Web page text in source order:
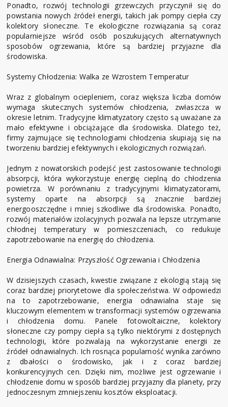
Ponadto, rozwój technologii grzewczych przyczynił się do
powstania nowych źródeł energii, takich jak pompy ciepła czy
kolektory słoneczne. Te ekologiczne rozwiązania są coraz
popularniejsze wśród osób poszukujących alternatywnych
sposobów ogrzewania, które są bardziej przyjazne dla
środowiska.
Systemy Chłodzenia: Walka ze Wzrostem Temperatur
Wraz z globalnym ociepleniem, coraz większa liczba domów
wymaga skutecznych systemów chłodzenia, zwłaszcza w
okresie letnim. Tradycyjne klimatyzatory często są uważane za
mało efektywne i obciążające dla środowiska. Dlatego też,
firmy zajmujące się technologiami chłodzenia skupiają się na
tworzeniu bardziej efektywnych i ekologicznych rozwiązań.
Jednym z nowatorskich podejść jest zastosowanie technologii
absorpcji, która wykorzystuje energię cieplną do chłodzenia
powietrza. W porównaniu z tradycyjnymi klimatyzatorami,
systemy oparte na absorpcji są znacznie bardziej
energooszczędne i mniej szkodliwe dla środowiska. Ponadto,
rozwój materiałów izolacyjnych pozwala na lepsze utrzymanie
chłodnej temperatury w pomieszczeniach, co redukuje
zapotrzebowanie na energię do chłodzenia.
Energia Odnawialna: Przyszłość Ogrzewania i Chłodzenia
W dzisiejszych czasach, kwestie związane z ekologią stają się
coraz bardziej priorytetowe dla społeczeństwa. W odpowiedzi
na to zapotrzebowanie, energia odnawialna staje się
kluczowym elementem w transformacji systemów ogrzewania
i chłodzenia domu. Panele fotowoltaiczne, kolektory
słoneczne czy pompy ciepła są tylko niektórymi z dostępnych
technologii, które pozwalają na wykorzystanie energii ze
źródeł odnawialnych. Ich rosnąca popularność wynika zarówno
z dbałości o środowisko, jak i z coraz bardziej
konkurencyjnych cen. Dzięki nim, możliwe jest ogrzewanie i
chłodzenie domu w sposób bardziej przyjazny dla planety, przy
jednoczesnym zmniejszeniu kosztów eksploatacji.